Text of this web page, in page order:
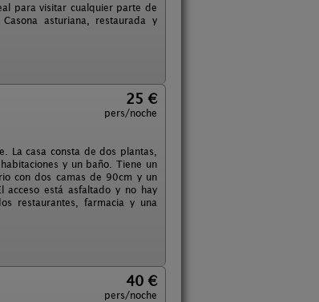
para visitar cualquier parte de
asturiana, restaurada y
25 €
pers/noche
La casa consta de dos plantas,
y un baño. Tiene un
con dos camas de 90cm y un
está asfaltado y no hay
restaurantes, farmacia y una
40 €
pers/noche